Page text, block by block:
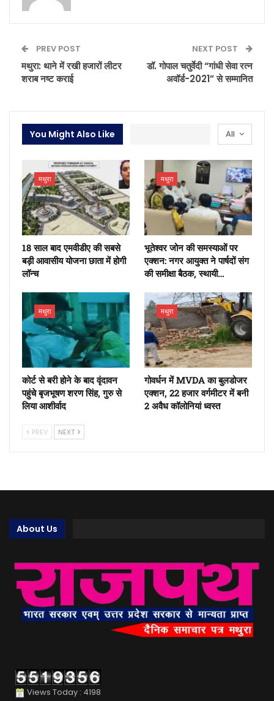
PREV POST
मथुरा: थाने में रखी हजारों लीटर
शराब नष्ट कराई
NEXT POST
डॉ. गोपाल चतुर्वेदी “गांधी सेवा रत्न
अवॉर्ड-2021” से सम्मानित
All
You Might Also Like
मथुरा
18 साल बाद एमवीडीए की सबसे
बड़ी आवासीय योजना छाता में होगी
लॉन्च
मथुरा
भूतेश्वर जोन की समस्याओं पर
एक्शन: नगर आयुक्त ने पार्षदों संग
की समीक्षा बैठक, स्थायी…
मथुरा
कोर्ट से बरी होने के बाद वृंदावन
पहुंचे बृजभूषण शरण सिंह, गुरु से
लिया आशीर्वाद
मथुरा
गोवर्धन में MVDA का बुलडोजर
एक्शन, 22 हजार वर्गमीटर में बनी
2 अवैध कॉलोनियां ध्वस्त
PREV NEXT
About Us
Views Today : 4198